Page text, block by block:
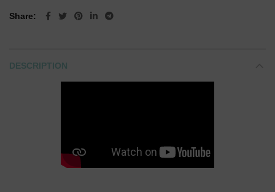
Share
DESCRIPTION